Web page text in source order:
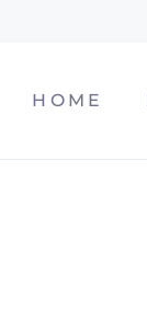
HOME